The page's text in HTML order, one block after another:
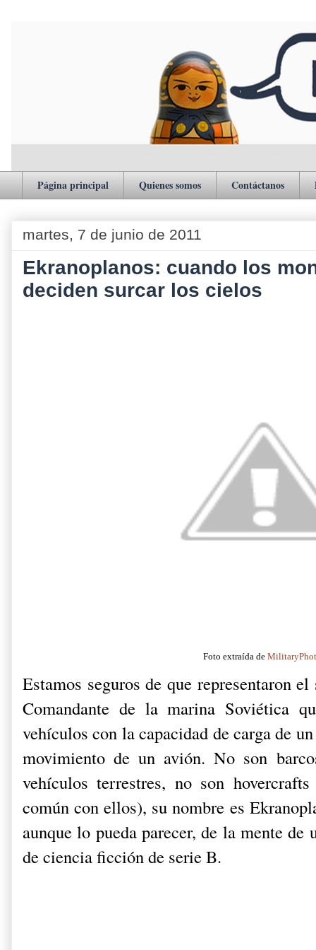
Página principal Quienes somos Contáctanos
martes, 7 de junio de 2011
Ekranoplanos: cuando los
deciden surcar los cielos
Foto extraída de
Estamos seguros de que representaron
Comandante de la marina Soviética
vehículos con la capacidad de carga de
movimiento de un avión. No son
vehículos terrestres, no son
común con ellos), su nombre es
aunque lo pueda parecer, de la mente
de ciencia ficción de serie B.